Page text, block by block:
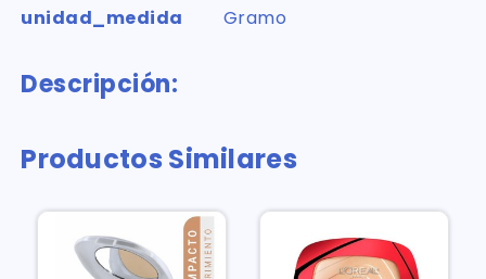
unidad_medida
Gramo
Descripción:
Productos Similares